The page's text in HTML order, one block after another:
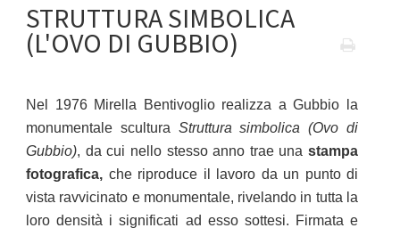
STRUTTURA SIMBOLICA
(L'OVO DI GUBBIO)
Nel 1976 Mirella Bentivoglio realizza a Gubbio la
monumentale scultura Struttura simbolica (Ovo di
Gubbio), da cui nello stesso anno trae unastampa
fotografica, che riproduce il lavoro da un punto di
vista ravvicinato e monumentale, rivelando in tutta la
loro densità i significati ad esso sottesi. Firmata e